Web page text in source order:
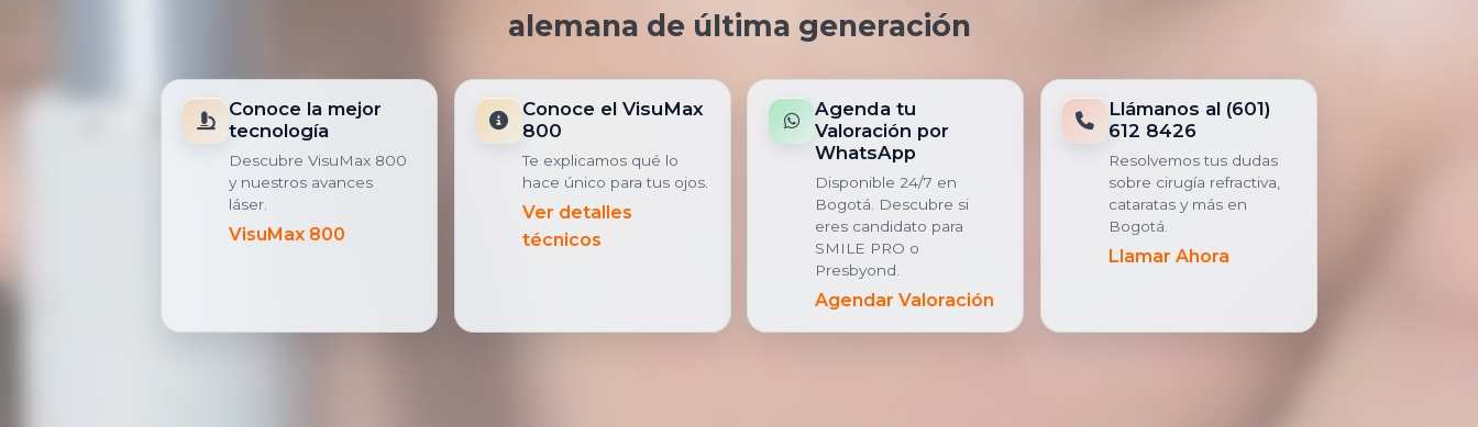
alemana de última generación
Conoce la mejor
tecnología
Descubre VisuMax 800
y nuestros avances
láser.
VisuMax 800
Conoce el VisuMax
800
Te explicamos qué lo
hace único para tus ojos.
Ver detalles
técnicos
Agenda tu
Valoración por
WhatsApp
Disponible 24/7 en
Bogotá. Descubre si
eres candidato para
SMILE PRO o
Presbyond.
Agendar Valoración
Llámanos al (601)
612 8426
Resolvemos tus dudas
sobre cirugía refractiva,
cataratas y más en
Bogotá.
Llamar Ahora